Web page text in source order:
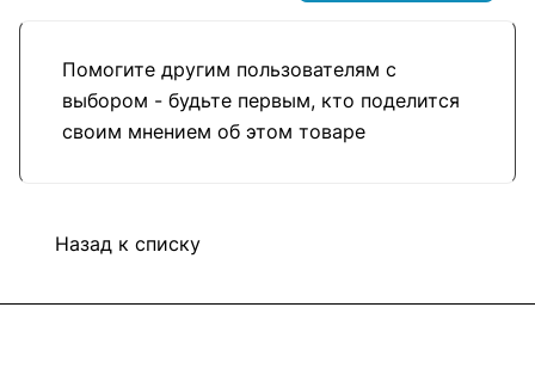
Помогите другим пользователям с
выбором - будьте первым, кто поделится
своим мнением об этом товаре
Назад к списку